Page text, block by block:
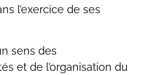
l’exercice de ses
sens des
et de l’organisation du